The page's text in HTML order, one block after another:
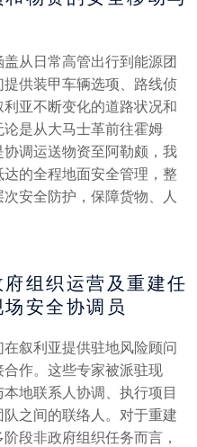
从日常高管出行到能源团
供装甲车辆选项、路线侦
亚不断变化的道路状况和
是从大马士革前往霍姆
调运送物资至阿勒颇，我
的全程地面安全管理，整
安全防护，保障货物、人
组织运营及重建任
安全协调员
叙利亚提供驻地风险顾问
作。这些专家被派驻现
地联系人协调、执行项目
之间的联络人。对于重建
段非政府组织任务而言，